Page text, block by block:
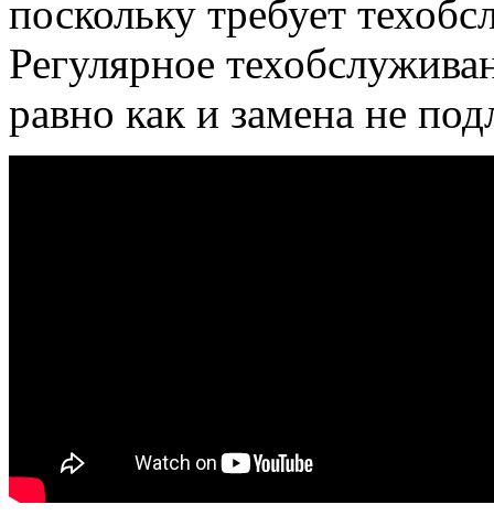
поскольку требует
Регулярное
равно как и замена не